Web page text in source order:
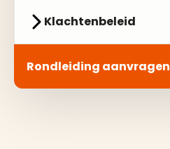
Klachtenbeleid
Rondleiding aanvragen